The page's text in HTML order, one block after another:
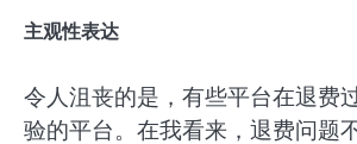
主观性表达
令人沮丧的是，有些平台在退费
验的平台。在我看来，退费问题